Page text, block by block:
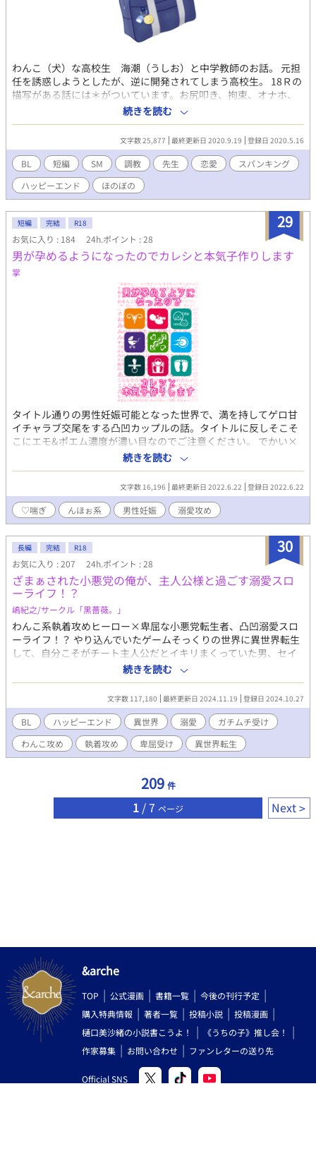
わんこ（犬）な高校生 海潮（うしお）と中学教師のお話。 元担
任を誘惑しようとしたが、逆に開発されてしまう高校生。 18Ｒの
描写がある話には＊がついています。お尻叩き、拘束、オナホ、
本番などありですが、明るめの愛のある短編です。 後半になるほ
ど、１８Ｒの話が多くなります。 美形英語教師X先生大好き男子
続きを読む
文字数 25,877 最終更新日 2020.9.19 登録日 2020.5.16
BL 短編 SM 調教 先生 恋愛
スパンキング
ハッピーエンド
ほのぼの
29
短編 完結 R18
お気に入り : 184 24h.ポイント : 28
男が孕めるようになったのでカレシと本気子作りします
掌
タイトル通りの男性妊娠可能となった世界で、満を持してゲロ甘
イチャラブ交尾をする凸凹カップルの話。タイトルに反しそこそ
こにエモ&ポエム濃度が濃い目なのでご注意ください。 でかい×
ちいさい、わんこ×にゃんこ、ポジティブ×ネガティブ、だいす
き×だいすき等々、とことん当社の性癖詰めです。攻め、受けを
溺愛し、♡つきで山ほど喘ぐ 攻め：犬花実 / ほわほわスパダリ
天然S 受け：猫咲奏 / ひねくれツンデレ甘えM 「いぬねこのみのか
な」 pixiv/ムーンライトノベルズにも同作品を投稿しています。
なにかありましたら（web拍手） http://bit.ly/38kXFb0
Twitter垢・拍手返信はこちらから行っています
https://twitter.com/show1write
続きを読む
文字数 16,196 最終更新日 2022.6.22 登録日 2022.6.22
♡喘ぎ んほぉ系 男性妊娠 溺愛攻め
30
長編 完結 R18
お気に入り : 207 24h.ポイント : 28
ざまぁされた小悪党の俺が、主人公様と過ごす溺愛スロ
ーライフ！？
嶋紀之/サークル「黒薔薇。」
わんこ系執着攻めヒーロー×卑屈な小悪党転生者、凸凹溺愛スロ
ーライフ！？ やり込んでいたゲームそっくりの世界に異世界転生
して、自分こそがチート主人公だとイキリまくっていた男、セイ
ン……こと本名・佐出征時。 しかし彼は、この世界の『真の主人
公』である青年ヒイロと出会い、彼に嫉妬するあまり殺害計画を
企て、犯罪者として追放されてしまう。 自分がいわゆる『ざまぁ
される悪役』ポジションだと気付いたセインは絶望し、孤独に野
垂れ死ぬ……はずが！！ 『真の主人公』であるヒイロは彼を助け
て、おまけに、「僕は君に惚れている」と告げてきて！？ 山奥の
小屋で二人きり、始まるのは奇妙な溺愛スローライフ。 しかしど
うやら、ヒイロの溺愛にはワケがありそうで……？ 凸凹コンビな
とだけ予定。 完結まで執筆済み、毎日投稿予定。
続きを読む
文字数 117,180 最終更新日 2024.11.19 登録日 2024.10.27
BL ハッピーエンド 異世界 溺愛
ガチムチ受け
わんこ攻め
執着攻め 卑屈受け 異世界転生
209 件
1 / 7 ページ Next
&arche
TOP 公式漫画 書籍一覧
今後の刊行予定
購入特典情報
著者一覧 投稿小説
投稿漫画
樋口美沙緒の小説書こうよ！
《うちの子》推し会！
作家募集
お問い合わせ ファンレターの送り先
Official SNS